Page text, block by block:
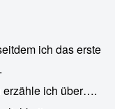
ich das erste
erzähle ich über….